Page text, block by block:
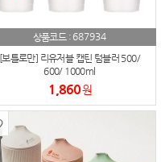
상품코드 : 687934
[보틀로만] 리유저블 캡틴 텀블러 500/
600/ 1000ml
1,860원